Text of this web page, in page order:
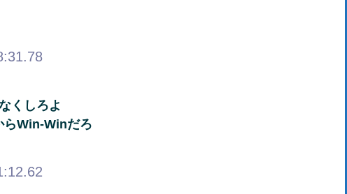
くしろよ
らWin-Winだろ